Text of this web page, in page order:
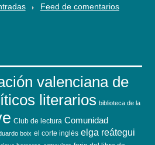
Feed de comentarios
valenciana de
literarios biblioteca de la
Club de lectura Comunidad
boix el corte inglés elga reátegui